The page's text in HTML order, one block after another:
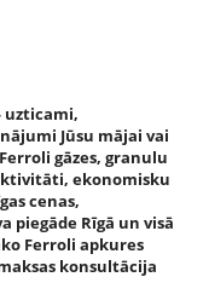
uzticami,
Jūsu mājai vai
gāzes, granulu
ekonomisku
cenas,
piegāde Rīgā un visā
Ferroli apkures
konsultācija